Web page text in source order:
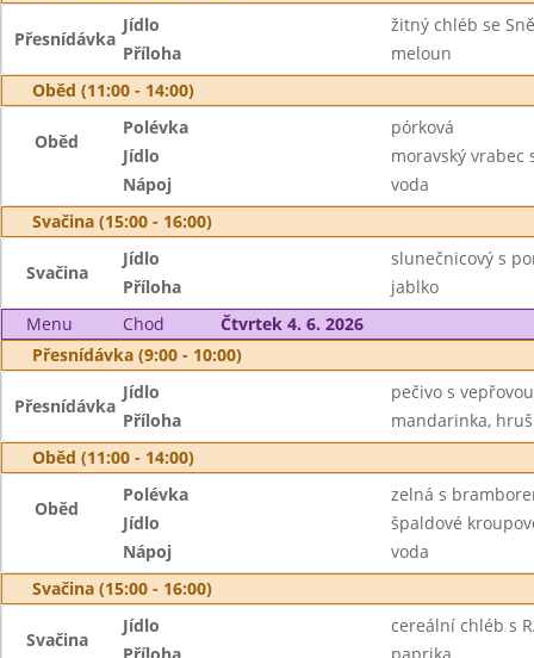
Přesnídávka
Jídlo
žitný chléb se
Příloha
meloun
Oběd (11:00 - 14:00)
Oběd
Polévka
pórková
Jídlo
moravský vrabec
Nápoj
voda
Svačina (15:00 - 16:00)
Svačina
Jídlo
slunečnicový s
Příloha
jablko
Menu
Chod
Čtvrtek 4. 6. 2026
Přesnídávka (9:00 - 10:00)
Přesnídávka
Jídlo
pečivo s
Příloha
mandarinka,
Oběd (11:00 - 14:00)
Oběd
Polévka
zelná s
Jídlo
špaldové
Nápoj
voda
Svačina (15:00 - 16:00)
Svačina
Jídlo
cereální chléb s